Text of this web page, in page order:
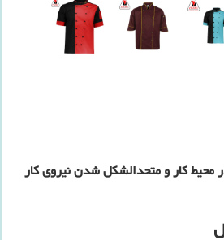
محیط کار و متحدالشکل شدن نیروی کار